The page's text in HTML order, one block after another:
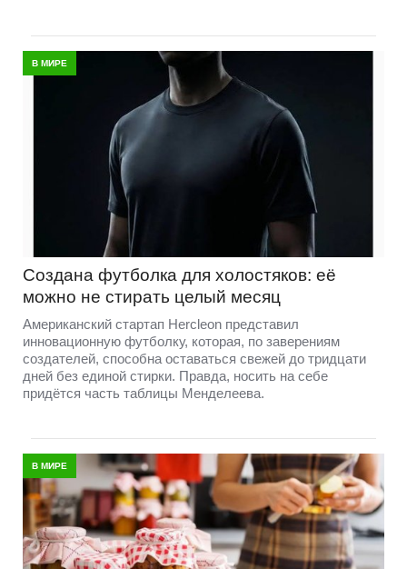
В МИРЕ
Создана футболка для холостяков: её
можно не стирать целый месяц
Американский стартап Hercleon представил
инновационную футболку, которая, по заверениям
создателей, способна оставаться свежей до тридцати
дней без единой стирки. Правда, носить на себе
придётся часть таблицы Менделеева.
В МИРЕ